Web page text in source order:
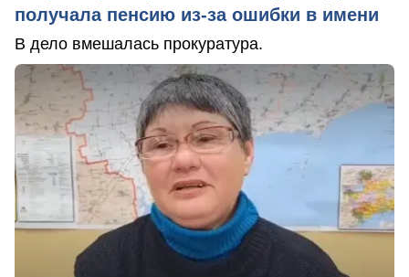
получала пенсию из-за ошибки в имени
В дело вмешалась прокуратура.